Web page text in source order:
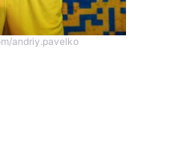
andriy.pavelko